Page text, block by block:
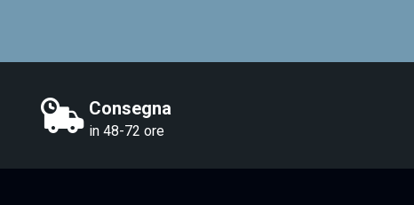
Consegna
in 48-72 ore